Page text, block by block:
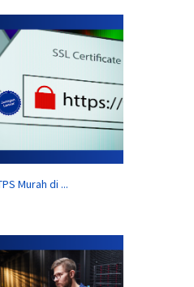
Murah di ...